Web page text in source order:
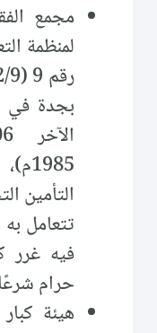
مجمع
لمنظمة
التأمين
تتعامل
فيه غرر
حرام
هيئة